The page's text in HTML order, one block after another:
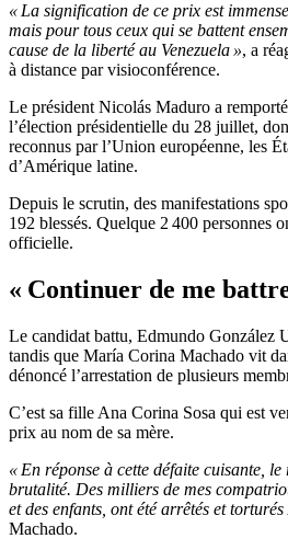
« La signification de ce prix est
mais pour tous ceux qui se battent
cause de la liberté au Venezuela », a
à distance par visioconférence.
Le président Nicolás Maduro a
l’élection présidentielle du 28 juillet,
reconnus par l’Union européenne, les
d’Amérique latine.
Depuis le scrutin, des manifestations
192 blessés. Quelque 2 400 personnes
officielle.
« Continuer de me
Le candidat battu, Edmundo González
tandis que María Corina Machado vit
dénoncé l’arrestation de plusieurs
C’est sa fille Ana Corina Sosa qui est
prix au nom de sa mère.
« En réponse à cette défaite cuisante,
brutalité. Des milliers de mes
et des enfants, ont été arrêtés et torturés
Machado.